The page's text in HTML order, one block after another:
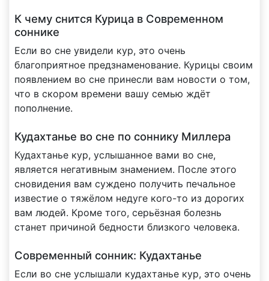
К чему снится Курица в Современном
соннике
Если во сне увидели кур, это очень
благоприятное предзнаменование. Курицы своим
появлением во сне принесли вам новости о том,
что в скором времени вашу семью ждёт
пополнение.
Кудахтанье во сне по соннику Миллера
Кудахтанье кур, услышанное вами во сне,
является негативным знамением. После этого
сновидения вам суждено получить печальное
известие о тяжёлом недуге кого-то из дорогих
вам людей. Кроме того, серьёзная болезнь
станет причиной бедности близкого человека.
Современный сонник: Кудахтанье
Если во сне услышали кудахтанье кур, это очень